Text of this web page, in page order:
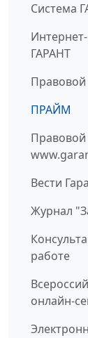
Система
ГАРАНТ
Правовой
ПРАЙМ
Правовой
Вести
Журнал
работе
онлайн-